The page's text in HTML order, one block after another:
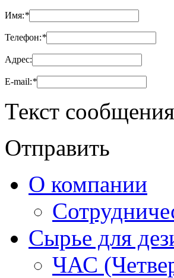
Имя:*
Телефон:*
Адрес:
Е-mail:*
Текст
Отправить
О компании
Сырье для
ЧАС